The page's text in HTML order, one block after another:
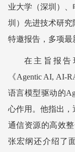
业大学（深圳）
圳）先进技术研
特邀报告，多项最
在主旨报
《Agentic AI, AI-
语言模型驱动的
心作用。他指出
通信资源的高效
张宏纲还介绍了